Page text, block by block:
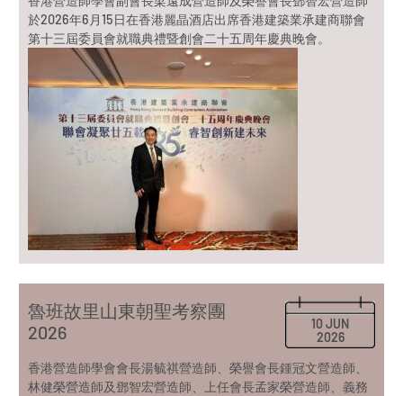
於2026年6月15日在香港麗晶酒店出席香港建築業承建商聯會
第十三屆委員會就職典禮暨創會二十五周年慶典晚會。
10 JUN
2026
魯班故里山東朝聖考察團
2026
香港營造師學會會長湯毓祺營造師、榮譽會長鍾冠文營造師、
林健榮營造師及鄧智宏營造師、上任會長孟家榮營造師、義務